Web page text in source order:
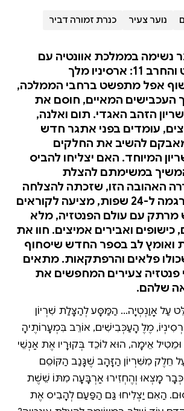
נוער צעיר כנרת זמורה דביר
נשימה בממלכת אוונטיה עם
הספר "השרביט והחרב 11: ארסיניו מלך
אפל מתפשט ברחבי הממלכה,
העכבישים המאיים, חוסם את
הזהב האגדי. תום ואלנה,
עומדים בפני אתגר חדש
להשיב את החלקים
המיוחד. האם יצליחו להביס
במשימתם להצלת
האהובה הזו, שזכתה להצלחה
בינלאומית ותורגמה ל-24 שפות, מציעה לקוראים
מרתק עם עולם הפנטזיה, מלא
כישופים ואבירים אמיצים. חוו את
ואומץ לב בספר החדש שיסחוף
פלאים והרפתקאות. מתאים
פנטזיה צעירים המחפשים את
שלהם.
עַל אָוַנְטְיָה... הַמַּסָּע לְהַצָּלַת שִׁרְיוֹן
מֶלֶךְ הָעַכְּבִישִׁים, אוֹרֵב בִּמְעָרוֹתֶיהָ
אֵימָה, הוּא לוֹכֵד בְּקוּרָיו אֶת אַנְשֵׁי
חֵלֶק מִשִּׁרְיוֹן הַזָּהָב שֶׁגָּנַב הַקּוֹסֵם
מָצְאוּ וְהֶחְזִירוּ אַרְבָּעָה מִתּוֹךְ שֵׁשֶׁת
הַאִם יַצְלִיחוּ גַּם הַפַּעַם לְהָבִיס אֶת